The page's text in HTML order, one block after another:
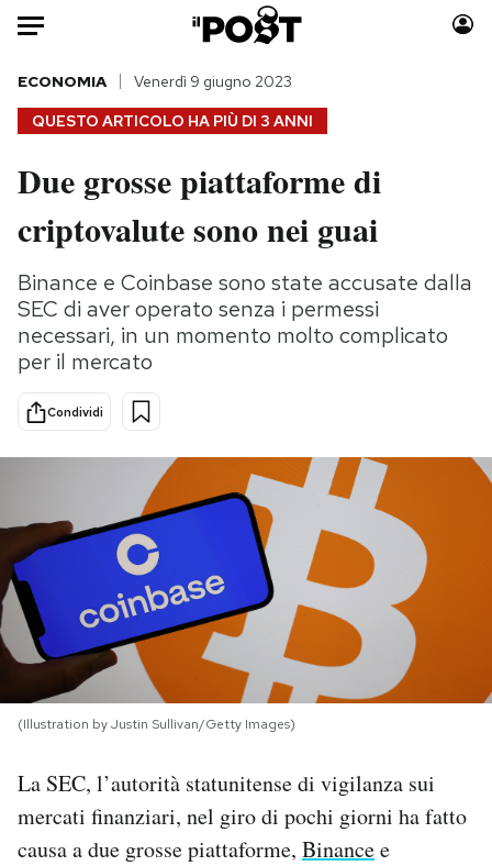
Auto
HOME
Italia
Politica
Tecnologia
Internet
Scienza
Cultura
Economia
Moda
Consumismi
Storie/Idee
Ok Boomer!
Media
PODCAST
NEWSLETTER
I MIEI PREFERITI
CALENDARIO
QUESTO ARTICOLO HA PIÙ DI 3 ANNI
ECONOMIA Venerdì 9 giugno 2023
Due grosse piattaforme di
criptovalute sono nei guai
Binance e Coinbase sono state accusate dalla
SEC di aver operato senza i permessi
necessari, in un momento molto complicato
per il mercato
Condividi
(Illustration by Justin Sullivan/Getty Images)
La SEC, l’autorità statunitense di vigilanza sui
mercati finanziari, nel giro di pochi giorni ha fatto
causa a due grosse piattaforme, Binancee